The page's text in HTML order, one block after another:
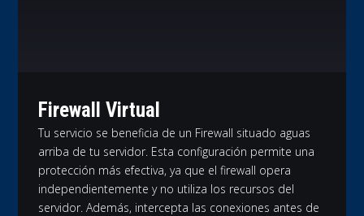
Firewall Virtual
Tu servicio se beneficia de un Firewall situado aguas
arriba de tu servidor. Esta configuración permite una
protección más efectiva, ya que el firewall opera
independientemente y no utiliza los recursos del
servidor. Además, intercepta las conexiones antes de